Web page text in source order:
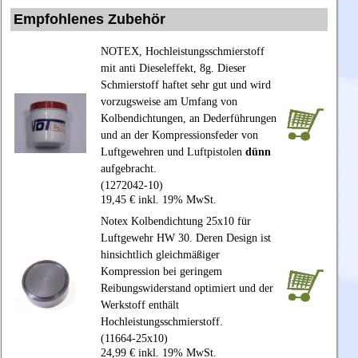
Empfohlenes Zubehör
NOTEX, Hochleistungsschmierstoff
mit anti Dieseleffekt, 8g. Dieser
Schmierstoff haftet sehr gut und wird
vorzugsweise am Umfang von
Kolbendichtungen, an Dederführungen
und an der Kompressionsfeder von
Luftgewehren und Luftpistolen dünn
aufgebracht.
(1272042-10)
19,45 € inkl. 19% MwSt.
Notex Kolbendichtung 25x10 für
Luftgewehr HW 30. Deren Design ist
hinsichtlich gleichmäßiger
Kompression bei geringem
Reibungswiderstand optimiert und der
Werkstoff enthält
Hochleistungsschmierstoff.
(11664-25x10)
24,99 € inkl. 19% MwSt.